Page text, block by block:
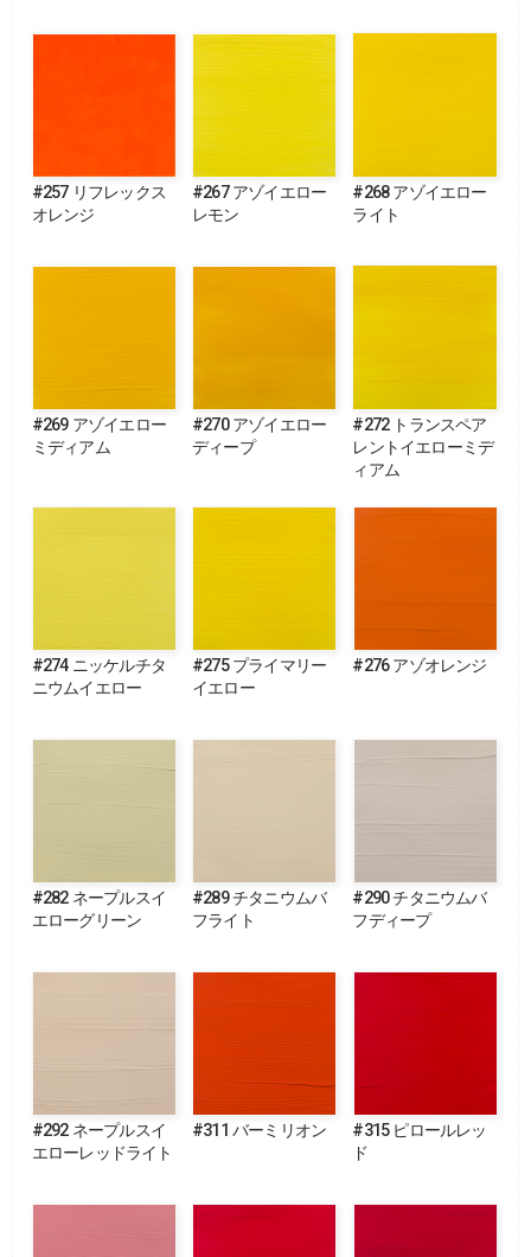
#257 リフレックス
オレンジ
#267 アゾイエロー
レモン
#268 アゾイエロー
ライト
#269 アゾイエロー
ミディアム
#270 アゾイエロー
ディープ
#272 トランスペア
レントイエローミデ
ィアム
#274 ニッケルチタ
ニウムイエロー
#275 プライマリー
イエロー
#276 アゾオレンジ
#282 ネープルスイ
エローグリーン
#289 チタニウムバ
フライト
#290 チタニウムバ
フディープ
#292 ネープルスイ
エローレッドライト
#311 バーミリオン
#315 ピロールレッ
ド